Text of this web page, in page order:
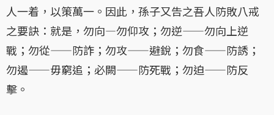
人一着，以策萬一。因此，孫子又告之吾人防敗八戒
之要訣：就是，勿向—勿仰攻；勿逆——勿向上逆
戰；勿從——防詐；勿攻——避銳；勿食——防誘；
勿遏——毋窮追；必闕——防死戰；勿迫——防反
擊。